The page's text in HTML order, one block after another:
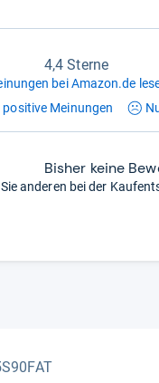
4,4 Sterne
bei Amazon.de
positive Meinungen
Bisher keine
anderen bei der